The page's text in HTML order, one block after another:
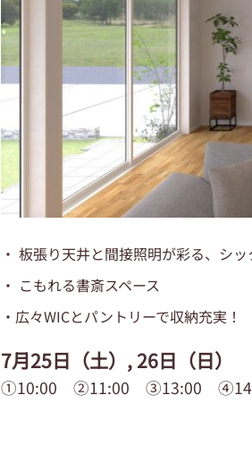
・ 板張り天井と間接照明が彩る、シ
・ こもれる書斎スペース
・広々WICとパントリーで収納充実！
7月25日（土）, 26日（日）
①10:00 ②11:00 ③13:00